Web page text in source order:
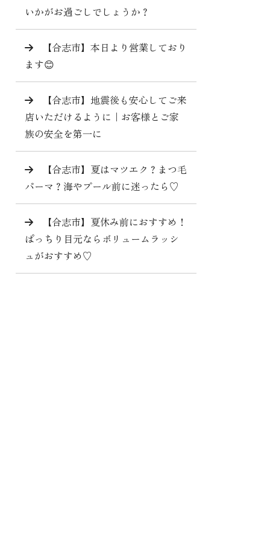
いかがお過ごしでしょうか？
【合志市】本日より営業しており
ます😊
【合志市】地震後も安心してご来
店いただけるように｜お客様とご家
族の安全を第一に
【合志市】夏はマツエク？まつ毛
パーマ？海やプール前に迷ったら♡
【合志市】夏休み前におすすめ！
ぱっちり目元ならボリュームラッシ
ュがおすすめ♡